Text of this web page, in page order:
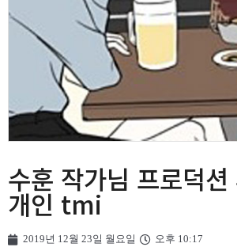
수훈 작가님 프로덕
개인 tmi
2019년 12월 23일 월요일 오후 10:17